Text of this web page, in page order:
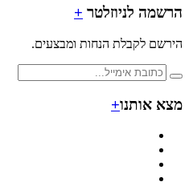
לניוזלטר+
לקבלת הנחות ומבצעים.
אותנו+